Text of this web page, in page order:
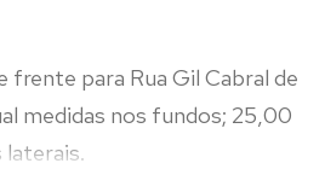
frente para Rua Gil Cabral de
medidas nos fundos; 25,00
laterais.